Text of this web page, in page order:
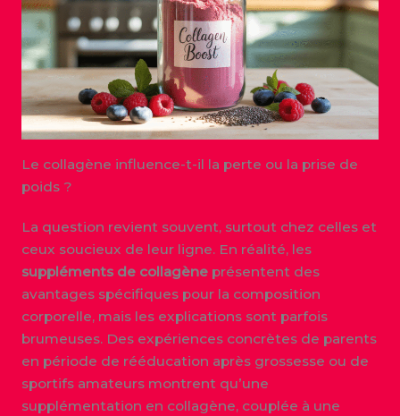
Le collagène influence-t-il la perte ou la prise de
poids ?
La question revient souvent, surtout chez celles et
ceux soucieux de leur ligne. En réalité, les
suppléments de collagèneprésentent des
avantages spécifiques pour la composition
corporelle, mais les explications sont parfois
brumeuses. Des expériences concrètes de parents
en période de rééducation après grossesse ou de
sportifs amateurs montrent qu’une
supplémentation en collagène, couplée à une